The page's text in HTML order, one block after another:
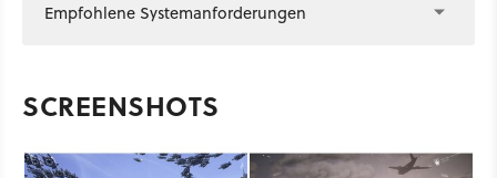
Empfohlene Systemanforderungen
SCREENSHOTS